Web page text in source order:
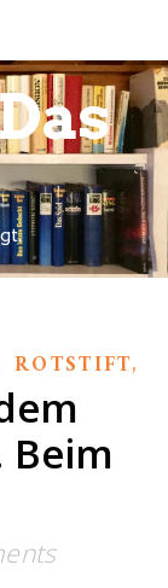
ROTSTIFT,
Beim